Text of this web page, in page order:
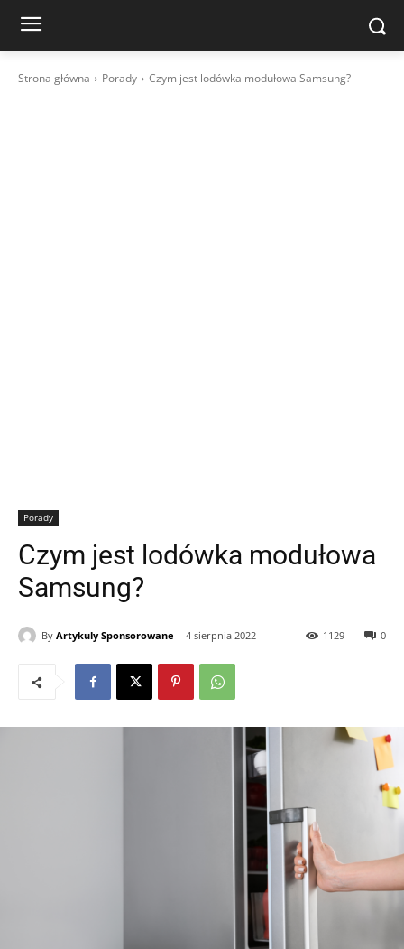
Strona główna Porady Czym jest lodówka modułowa Samsung?
Porady
Czym jest lodówka modułowa
Samsung?
By Artykuly Sponsorowane 4 sierpnia 2022 0
1129